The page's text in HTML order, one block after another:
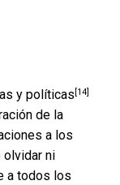
y políticas [14]
de la
a los
olvidar ni
a todos los